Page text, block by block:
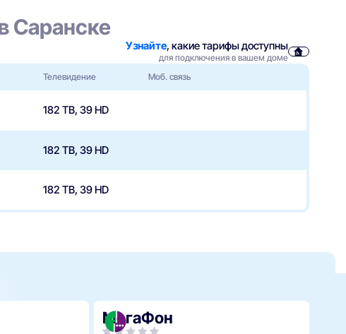
Саранске
Узнайте, какие тарифы доступны
для подключения в вашем доме
Телевидение Моб. связь
182 ТВ, 39 HD
182 ТВ, 39 HD
182 ТВ, 39 HD
МегаФон